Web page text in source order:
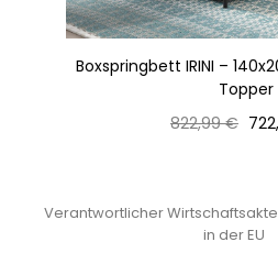
Boxspringbett IRINI –
Topper
Normaler
822,99 €
Verantwortlicher
in der EU